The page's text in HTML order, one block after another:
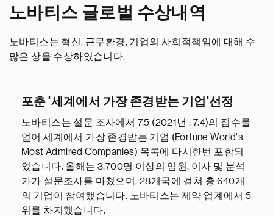
노바티스 글로벌 수상내역
노바티스는 혁신, 근무환경, 기업의 사회적책임에 대해 수
많은 상을 수상하였습니다.
포춘 '세계에서 가장 존경받는 기업'선정
노바티스는 설문 조사에서 7.5 (2021년 : 7.4)의 점수를
얻어 세계에서 가장 존경받는 기업 (Fortune World's
Most Admired Companies) 목록에 다시한번 포함되
었습니다. 올해는 3,700명 이상의 임원, 이사 및 분석
가가 설문조사를 마쳤으며, 28개국에 걸쳐 총 640개
의 기업이 참여했습니다. 노바티스는 제약 업계에서 5
위를 차지했습니다.